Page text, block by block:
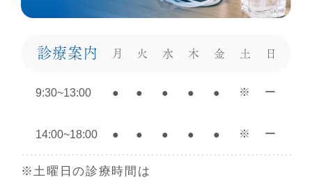
診療案内 月 火 水 木 金 土 日
9:30~13:00 ● ● ● ● ● ※ ー
14:00~18:00 ● ● ● ● ● ※ ー
※土曜日の診療時間は